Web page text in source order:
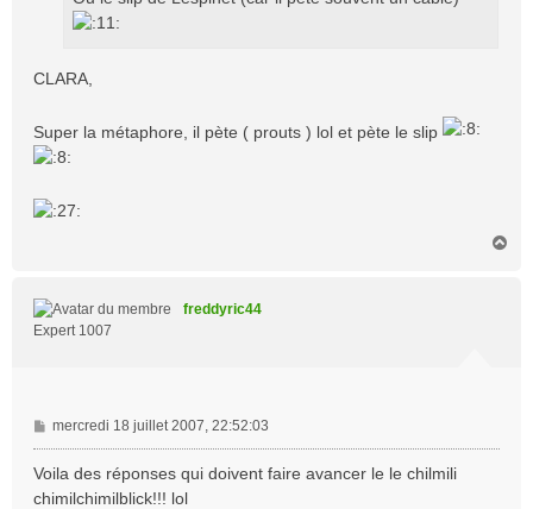
CLARA,
Super la métaphore, il pète ( prouts ) lol et pète le slip
freddyric44
Expert 1007
M
e
s
s
mercredi 18 juillet 2007, 22:52:03
Voila des réponses qui doivent faire avancer le le chilmili
chimilchimilblick!!! lol